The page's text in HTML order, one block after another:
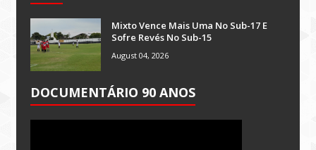
Mixto Vence Mais Uma No Sub-17 E
Sofre Revés No Sub-15
August 04, 2026
DOCUMENTÁRIO 90 ANOS